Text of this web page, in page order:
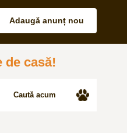
Adaugă anunț nou
de casă!